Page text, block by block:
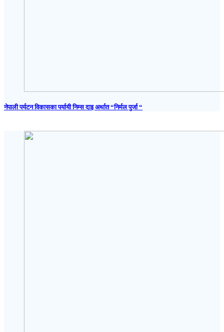
नेपाली पर्यटन विकासका पर्यायी निम्स दाइ अर्थात “निर्मल पुर्जा “